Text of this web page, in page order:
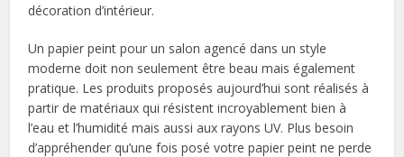
décoration d’intérieur.
Un papier peint pour un salon agencé dans un style
moderne doit non seulement être beau mais également
pratique. Les produits proposés aujourd’hui sont réalisés à
partir de matériaux qui résistent incroyablement bien à
l’eau et l’humidité mais aussi aux rayons UV. Plus besoin
d’appréhender qu’une fois posé votre papier peint ne perde